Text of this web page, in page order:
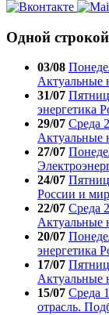
Одной строкой
03/08
Актуальные
31/07
энергетика
29/07 Среда
Актуальные
27/07
24/07
России и
22/07 Среда
Актуальные
20/07
энергетика
17/07
Актуальные
15/07 Среда
отрасль.